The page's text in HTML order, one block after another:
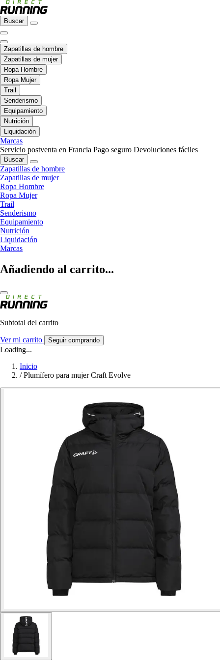
Buscar
Zapatillas de hombre
Zapatillas de mujer
Ropa Hombre
Ropa Mujer
Trail
Senderismo
Equipamiento
Nutrición
Liquidación
Marcas
Servicio postventa en Francia Pago seguro Devoluciones fáciles
Buscar
Zapatillas de hombre
Zapatillas de mujer
Ropa Hombre
Ropa Mujer
Trail
Senderismo
Equipamiento
Nutrición
Liquidación
Marcas
Añadiendo al carrito...
Subtotal del carrito
Ver mi carrito Seguir comprando
Loading...
Inicio
/ Plumífero para mujer Craft Evolve